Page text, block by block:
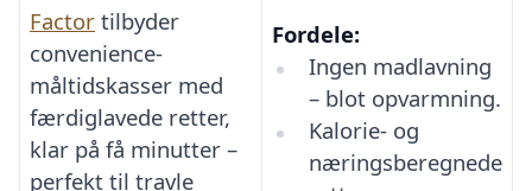
Factor tilbyder
convenience-
måltidskasser med
færdiglavede retter,
klar på få minutter –
perfekt til travle
Fordele:
Ingen madlavning
– blot opvarmning.
Kalorie- og
næringsberegnede